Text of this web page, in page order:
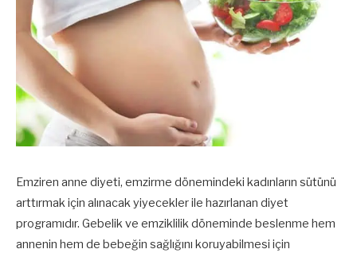
Emziren anne diyeti, emzirme dönemindeki kadınların sütünü
arttırmak için alınacak yiyecekler ile hazırlanan diyet
programıdır. Gebelik ve emziklilik döneminde beslenme hem
annenin hem de bebeğin sağlığını koruyabilmesi için